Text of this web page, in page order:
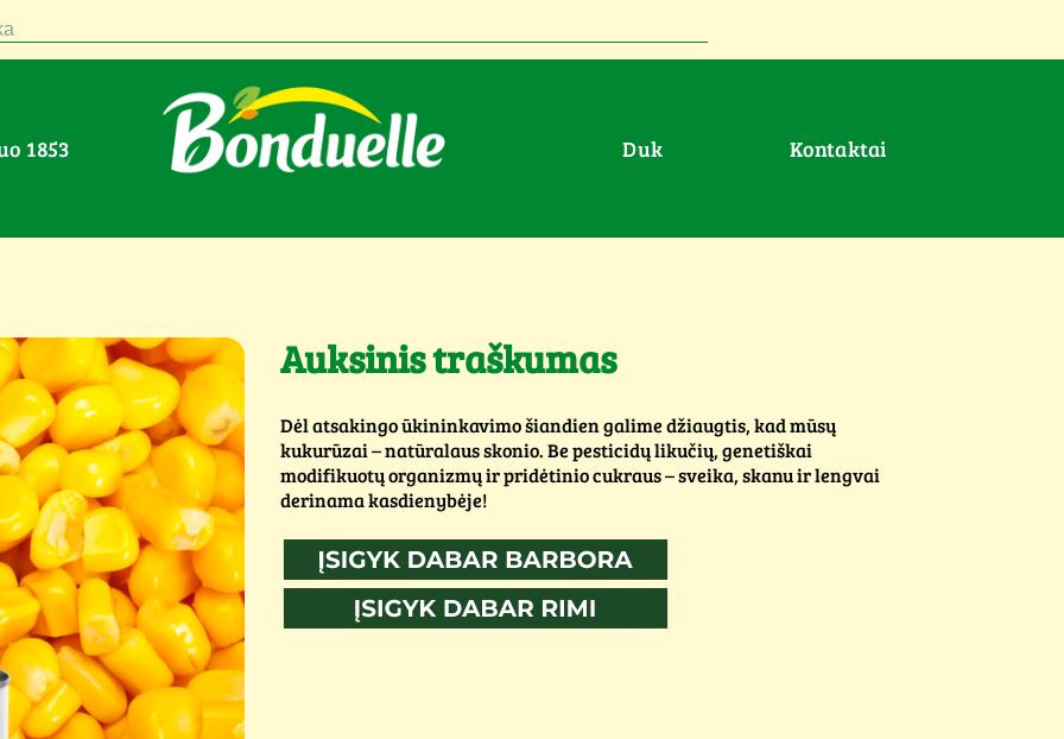
1853 duk Kontaktai
Auksinis traškumas
Dėl atsakingo ūkininkavimo šiandien galime džiaugtis, kad mūsų
kukurūzai – natūralaus skonio. Be pesticidų likučių, genetiškai
modifikuotų organizmų ir pridėtinio cukraus – sveika, skanu ir lengvai
derinama kasdienybėje!